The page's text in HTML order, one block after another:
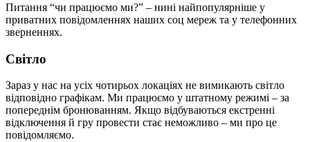
Питання “чи працюємо ми?” – нині найпопулярніше у
приватних повідомленнях наших соц мереж та у телефонних
зверненнях.
Світло
Зараз у нас на усіх чотирьох локаціях не вимикають світло
відповідно графікам. Ми працюємо у штатному режимі – за
попереднім бронюванням. Якщо відбуваються екстренні
відключення й гру провести стає неможливо – ми про це
повідомляємо.